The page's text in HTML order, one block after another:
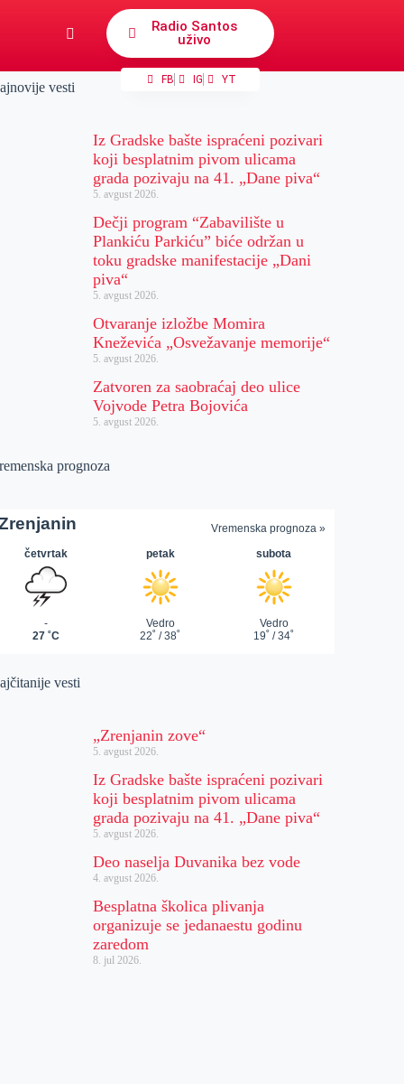
Radio Santos
uživo
FB IG YT
vesti
Iz Gradske bašte ispraćeni pozivari
koji besplatnim pivom ulicama
grada pozivaju na 41. „Dane piva“
5. avgust 2026.
Dečji program “Zabavilište u
Plankiću Parkiću” biće održan u
toku gradske manifestacije „Dani
piva“
5. avgust 2026.
Otvaranje izložbe Momira
Kneževića „Osvežavanje memorije“
5. avgust 2026.
Zatvoren za saobraćaj deo ulice
Vojvode Petra Bojovića
5. avgust 2026.
prognoza
vesti
„Zrenjanin zove“
5. avgust 2026.
Iz Gradske bašte ispraćeni pozivari
koji besplatnim pivom ulicama
grada pozivaju na 41. „Dane piva“
5. avgust 2026.
Deo naselja Duvanika bez vode
4. avgust 2026.
Besplatna školica plivanja
organizuje se jedanaestu godinu
zaredom
8. jul 2026.